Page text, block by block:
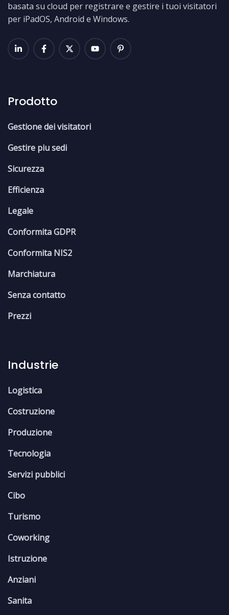
basata su cloud per registrare e gestire i tuoi visitatori
per iPadOS, Android e Windows.
Prodotto
Gestione dei visitatori
Gestire piu sedi
Sicurezza
Efficienza
Legale
Conformita GDPR
Conformita NIS2
Marchiatura
Senza contatto
Prezzi
Industrie
Logistica
Costruzione
Produzione
Tecnologia
Servizi pubblici
Cibo
Turismo
Coworking
Istruzione
Anziani
Sanita